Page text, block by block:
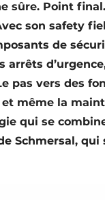
sûre. Point
son safety
de
arrêts
pas vers des
même la
qui se
Schmersal,